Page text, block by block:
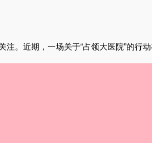
。近期，一场关于“占领大医院”的行